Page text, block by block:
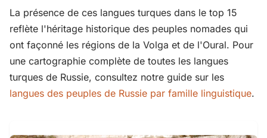
La présence de ces langues turques dans le top 15
reflète l'héritage historique des peuples nomades qui
ont façonné les régions de la Volga et de l'Oural. Pour
une cartographie complète de toutes les langues
turques de Russie, consultez notre guide sur les
langues des peuples de Russie par famille linguistique.